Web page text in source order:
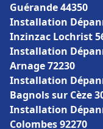
Guérande 44350
Installation
Inzinzac Lochrist
Installation
Arnage 72230
Installation
Bagnols sur Cèze
Installation
Colombes 92270